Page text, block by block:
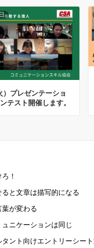
プレゼンテーショ
テスト開催します。
！
と文章は描写的になる
が変わる
ニケーションは同じ
ント向けエントリーシー